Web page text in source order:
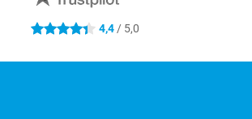
4.4 sterren 4,4 / 5,0